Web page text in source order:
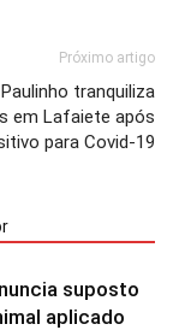
Próximo artigo
tranquiliza
em Lafaiete após
para Covid-19
suposto
aplicado